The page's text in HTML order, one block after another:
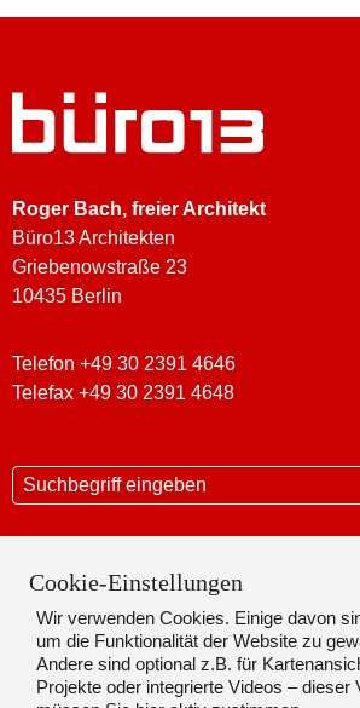
Roger Bach, freier Architekt
Büro13 Architekten
Griebenowstraße 23
10435 Berlin
Telefon +49 30 2391 4646
Telefax +49 30 2391 4648
Cookie-Einstellungen
Wir verwenden Cookies. Einige davon
um die Funktionalität der Website zu
Andere sind optional z.B. für
Projekte oder integrierte Videos – dieser